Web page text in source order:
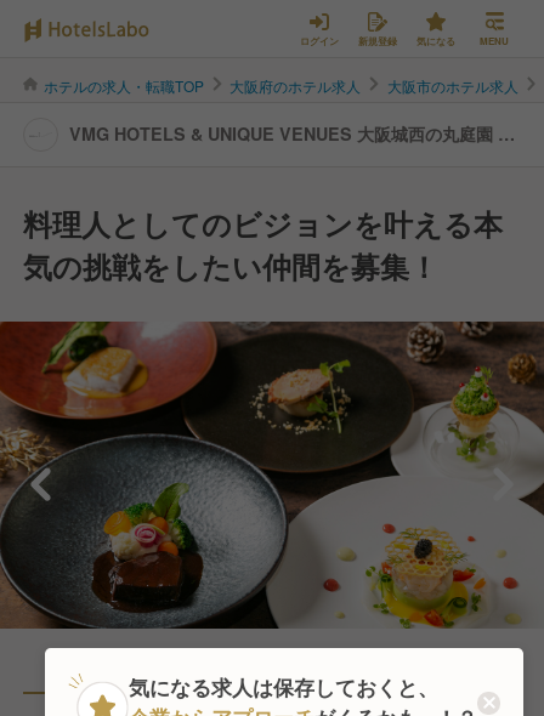
ログイン 新規登録 気になる MENU
ホテルの求人・転職TOP 大阪府のホテル求人 大阪市のホテル求人
VMG HOTELS & UNIQUE VENUES 大阪城西の丸庭園 大
料理人としてのビジョンを叶える本
気の挑戦をしたい仲間を募集！
気になる求人は保存しておくと、